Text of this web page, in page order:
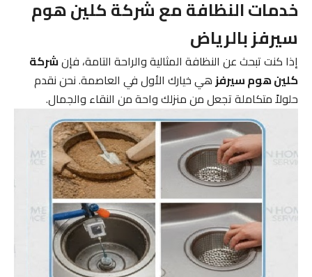
خدمات النظافة مع شركة كلين هوم
سيرفز بالرياض
إذا كنت تبحث عن النظافة المثالية والراحة التامة، فإنشركة
كلين هوم سيرفزهي خيارك الأول في العاصمة. نحن نقدم
حلولاً متكاملة تجعل من منزلك واحة من النقاء والجمال.